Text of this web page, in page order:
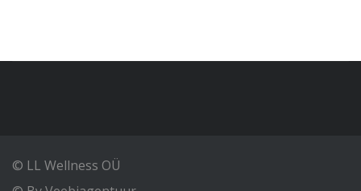
© LL Wellness OÜ